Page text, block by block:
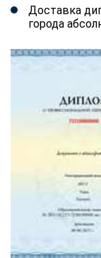
Доставка
города